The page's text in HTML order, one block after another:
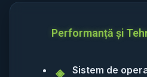
Performanță și
Sistem de